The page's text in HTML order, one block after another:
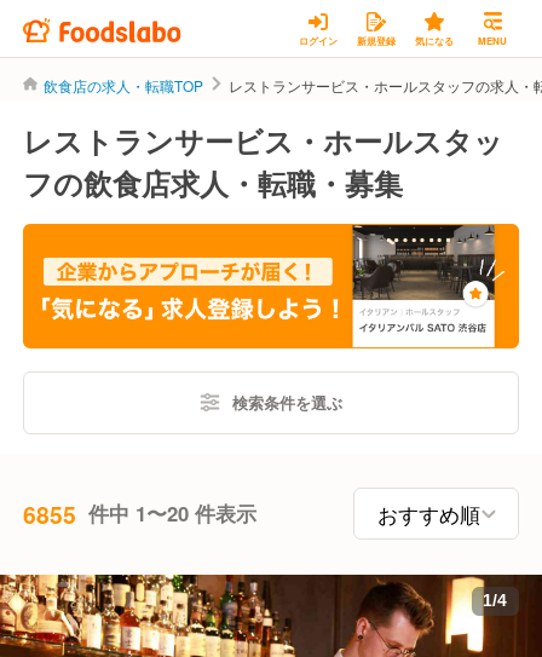
ログイン 新規登録 気になる MENU
飲食店の求人・転職TOP レストランサービス・ホールスタッフの求人・
レストランサービス・ホールスタッ
フの飲食店求人・転職・募集
検索条件を選ぶ
6855 件中 1〜20 件表示
1/4